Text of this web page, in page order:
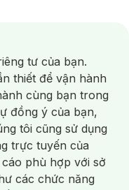
Hơi /Nước Rửa Tay/
Chải Điện/
/ Nước Súc Miệng/
Sinh/Dưỡng Vùng Kín/
/Bọt Cạo Râu /Dao Cạo Râu/
Lão Hóa/ Da Mụn/
/ Tàn Nhang
Rửa Mặt Máy Chăm Sóc Da
tư của bạn.
thiết để vận hành
cùng bạn trong
đồng ý của bạn,
tôi cũng sử dụng
trực tuyến của
phù hợp với sở
các chức năng